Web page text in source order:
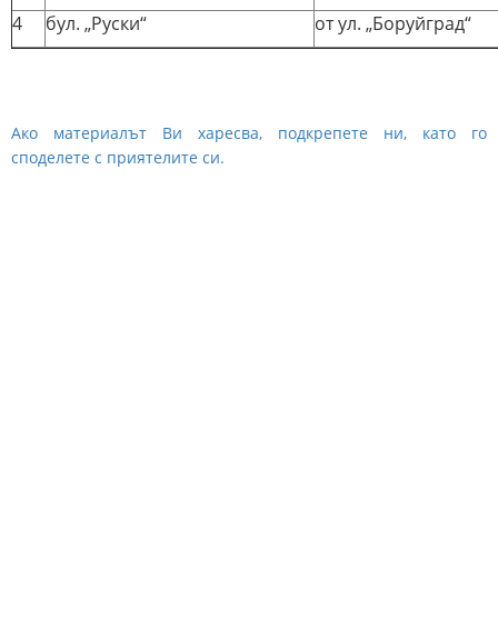
4
бул. „Руски“ от ул. „Боруйград“
Ако материалът Ви харесва, подкрепете ни, като го
споделете с приятелите си.